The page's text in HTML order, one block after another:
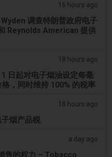
16 hours ago
调查特朗普政府电子
Reynolds American 提供
18 hours ago
日起对电子烟油设定每毫
，同时维持 100% 的税率
18 hours ago
烟产品税
a day ago
售的权力 – Tobacco